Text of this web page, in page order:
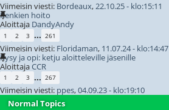
Viimeisin viesti: Bordeaux,22.10.25 - klo:15:11
Kenkien hoito
Aloittaja DandyAndy
1 2 3 ... 261
Viimeisin viesti: Floridaman, 11.07.24 - klo:14:47
Kysy ja opi: ketju aloitteleville jäsenille
AloittajaCCR
1 2 3 ... 267
Viimeisin viesti: ppes,04.09.23 - klo:19:10
Normal Topics